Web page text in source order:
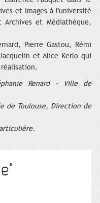
et Images à l'université
Archives et Médiathèque,
Pierre Gastou, Rémi
et Alice Kerlo qui
Renard - Ville de
de Toulouse, Direction de